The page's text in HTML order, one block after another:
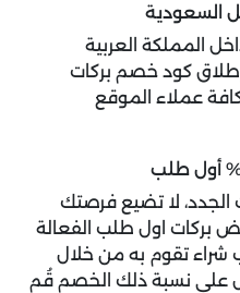
السعودية
المملكة العربية
كود خصم بركات
الفعال حتى 55% لكافة عملاء الموقع
الجدد، لا تضيع فرصتك
بركات اول طلب الفعالة
شراء تقوم به من خلال
على نسبة ذلك الخصم قُم